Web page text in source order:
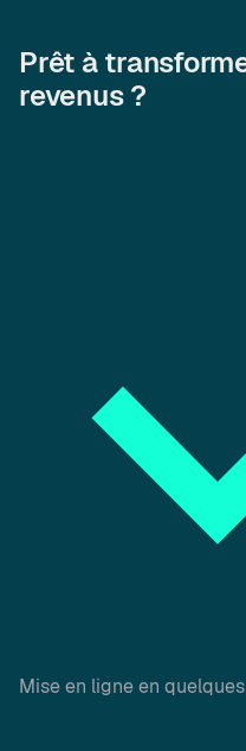
Prêt à
revenus ?
Mise en ligne en